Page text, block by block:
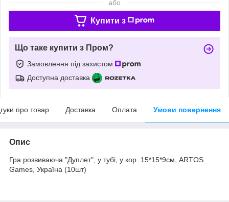
або
Купити з
Що таке купити з Пром?
Замовлення під захистом
Доступна доставка
про товар Доставка Оплата Умови повернення
Опис
Гра розвиваюча "Дуплет", у тубі, у кор. 15*15*9см, ARTOS
Games, Україна (10шт)